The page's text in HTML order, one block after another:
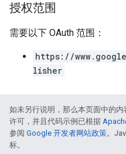
授权范围
需要以下 OAuth 范围：
https://
lisher
如未另行说明，那么本页面中的内
许可，并且代码示例已根据
参阅 Google 开发者网站政策。
标。